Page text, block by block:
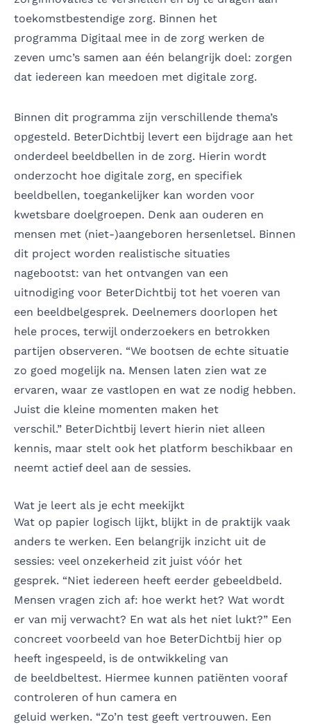
toekomstbestendige zorg. Binnen het
programma Digitaal mee in de zorg werken de
zeven umc’s samen aan één belangrijk doel: zorgen
dat iedereen kan meedoen met digitale zorg.
Binnen dit programma zijn verschillende thema’s
opgesteld. BeterDichtbij levert een bijdrage aan het
onderdeel beeldbellen in de zorg. Hierin wordt
onderzocht hoe digitale zorg, en specifiek
beeldbellen, toegankelijker kan worden voor
kwetsbare doelgroepen. Denk aan ouderen en
mensen met (niet-)aangeboren hersenletsel. Binnen
dit project worden realistische situaties
nagebootst: van het ontvangen van een
uitnodiging voor BeterDichtbij tot het voeren van
een beeldbelgesprek. Deelnemers doorlopen het
hele proces, terwijl onderzoekers en betrokken
partijen observeren. “We bootsen de echte situatie
zo goed mogelijk na. Mensen laten zien wat ze
ervaren, waar ze vastlopen en wat ze nodig hebben.
Juist die kleine momenten maken het
verschil.” BeterDichtbij levert hierin niet alleen
kennis, maar stelt ook het platform beschikbaar en
neemt actief deel aan de sessies.
Wat je leert als je echt meekijkt
Wat op papier logisch lijkt, blijkt in de praktijk vaak
anders te werken. Een belangrijk inzicht uit de
sessies: veel onzekerheid zit juist vóór het
gesprek. “Niet iedereen heeft eerder gebeeldbeld.
Mensen vragen zich af: hoe werkt het? Wat wordt
er van mij verwacht? En wat als het niet lukt?” Een
concreet voorbeeld van hoe BeterDichtbij hier op
heeft ingespeeld, is de ontwikkeling van
de beeldbeltest. Hiermee kunnen patiënten vooraf
controleren of hun camera en
geluid werken. “Zo’n test geeft vertrouwen. Een